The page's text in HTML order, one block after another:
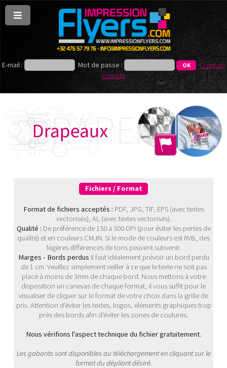
E-mail : Mot de passe :
Créer un
compte
Fichiers / Format
Format de fichiers acceptés : PDF, JPG, TIF, EPS (avec textes
vectorisés), AI, (avec textes vectorisés).
Qualité : De préférence de 150 à 300 DPI (pour éviter les pertes de
qualité) et en couleurs CMJN. Si le mode de couleurs est RVB, des
légères différences de tons peuvent subvenir.
Marges - Bords perdus Il faut idéalement prévoir un bord perdu
de 1 cm. Veuillez simplement veiller à ce que le texte ne soit pas
placé à moins de 3mm de chaque bord. Nous mettons à votre
disposition un canevas de chaque format, il vous suffit pour le
visualiser de cliquer sur le format de votre choix dans la grille de
prix. Attention d'éviter les textes, logos, élèments graphiques trop
près des bords afin d'éviter les zones de coutures.
Nous vérifions l'aspect technique du fichier gratuitement.
Les gabarits sont disponibles au téléchargement en cliquant sur le
format du dépliant désiré.